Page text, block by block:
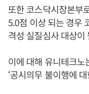
또한 코스닥시장본부
5.0점 이상 되는 경우
격성 실질심사 대상이
이에 대해 유니테크
‘공시의무 불이행에